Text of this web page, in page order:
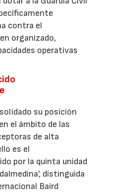
contra el
organizado,
operativas
su posición
el ámbito de las
de alta
es el
por la quinta unidad
distinguida
Baird